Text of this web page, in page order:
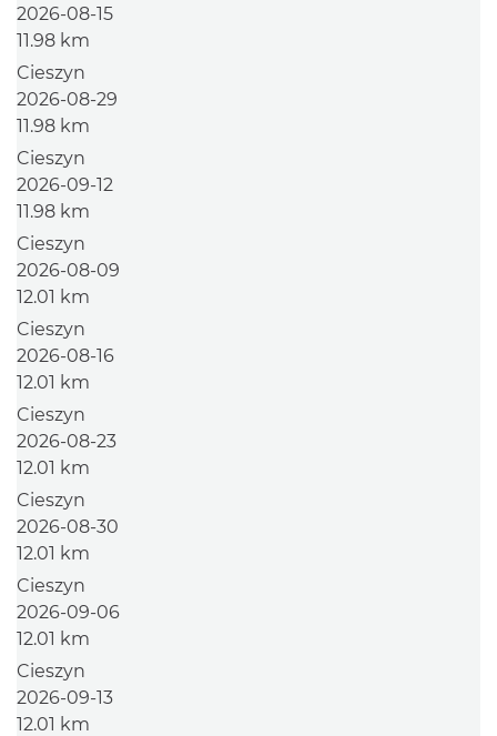
2026-08-15
11.98 km
Cieszyn
2026-08-29
11.98 km
Cieszyn
2026-09-12
11.98 km
Cieszyn
2026-08-09
12.01 km
Cieszyn
2026-08-16
12.01 km
Cieszyn
2026-08-23
12.01 km
Cieszyn
2026-08-30
12.01 km
Cieszyn
2026-09-06
12.01 km
Cieszyn
2026-09-13
12.01 km